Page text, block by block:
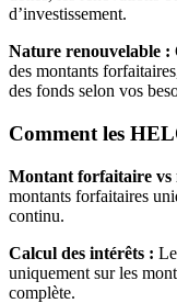
d’investissement.
Nature renouvelable :
des montants
des fonds selon vos
Comment les
Montant forfaitaire vs
montants forfaitaires
continu.
Calcul des intérêts :
uniquement sur les
complète.